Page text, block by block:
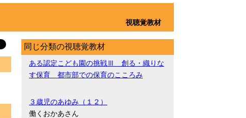
視聴覚教材
同じ分類の視聴覚教材
ある認定こども園の挑戦Ⅲ 創る・織りな
す保育 都市部での保育のこころみ
３歳児のあゆみ（１２）
働くおかあさん